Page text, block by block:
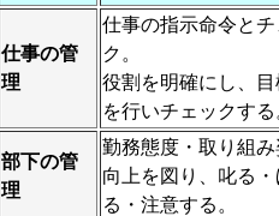
仕事の管
理
仕事の指示命令とチ
ク。
役割を明確にし、
を行いチェックする
部下の管
理
勤務態度・取り組
向上を図り、叱る・
る・注意する。